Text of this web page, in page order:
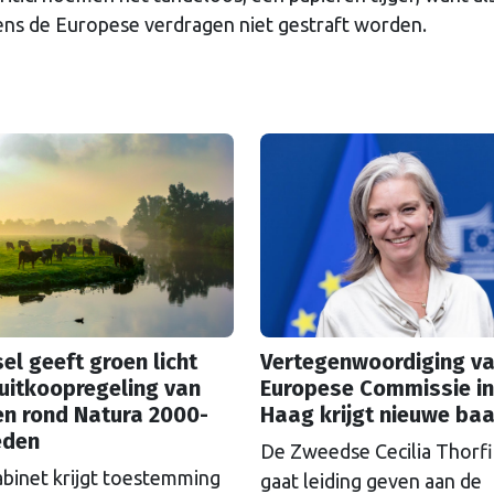
de Europese verdragen niet gestraft worden.
geeft groen licht
van
rond Natura 2000-
krijgt toestemming
Vertegenwoordiging
Europese Commissie
Haag krijgt nieuwe
De Zweedse Cecilia
gaat leiding geven aan de